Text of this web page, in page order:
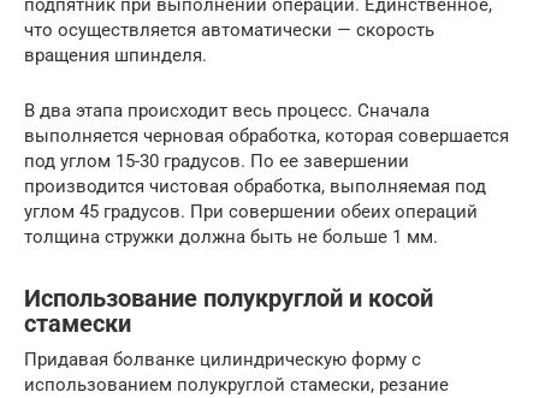
подпятник при выполнении операции. Единственное,
что осуществляется автоматически — скорость
вращения шпинделя.
В два этапа происходит весь процесс. Сначала
выполняется черновая обработка, которая совершается
под углом 15-30 градусов. По ее завершении
производится чистовая обработка, выполняемая под
углом 45 градусов. При совершении обеих операций
толщина стружки должна быть не больше 1 мм.
Использование полукруглой и косой
стамески
Придавая болванке цилиндрическую форму с
использованием полукруглой стамески, резание